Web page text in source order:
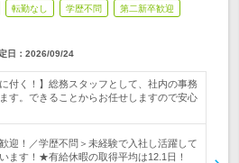
転勤なし 学歴不問 第二新卒歓迎
日： 2026/09/24
付く！】総務スタッフとして、社内の事務
す。できることからお任せしますので安心
迎！／学歴不問＞未経験で入社し活躍して
ます！★有給休暇の取得平均は12.1日！